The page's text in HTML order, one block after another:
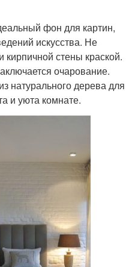
фон для картин,
искусства. Не
кирпичной стены краской.
очарование.
натурального дерева для
и уюта комнате.